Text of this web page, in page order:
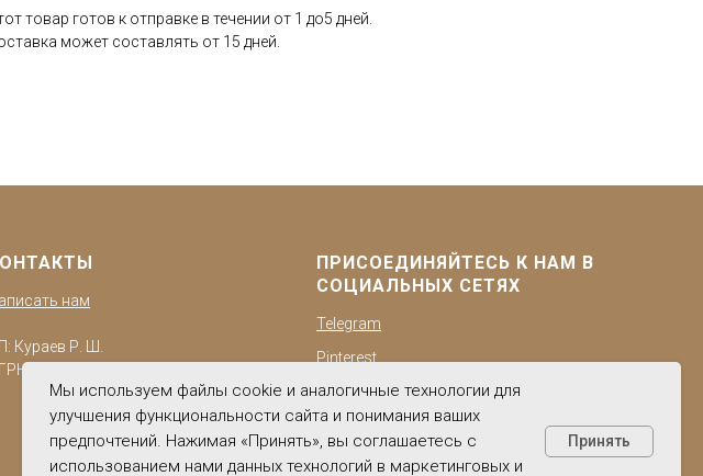
товар готов к отправке в течении от 1 до5 дней.
может составлять от 15 дней.
нам
Кураев Р. Ш.
322784700220940
ПРИСОЕДИНЯЙТЕСЬ К НАМ В
СОЦИАЛЬНЫХ СЕТЯХ
Telegram
Pinterest
BKонтакте
YouTube
Мы используем файлы cookie и аналогичные технологии для
улучшения функциональности сайта и понимания ваших
предпочтений. Нажимая «Принять», вы соглашаетесь с
использованием нами данных технологий в маркетинговых и
Принять